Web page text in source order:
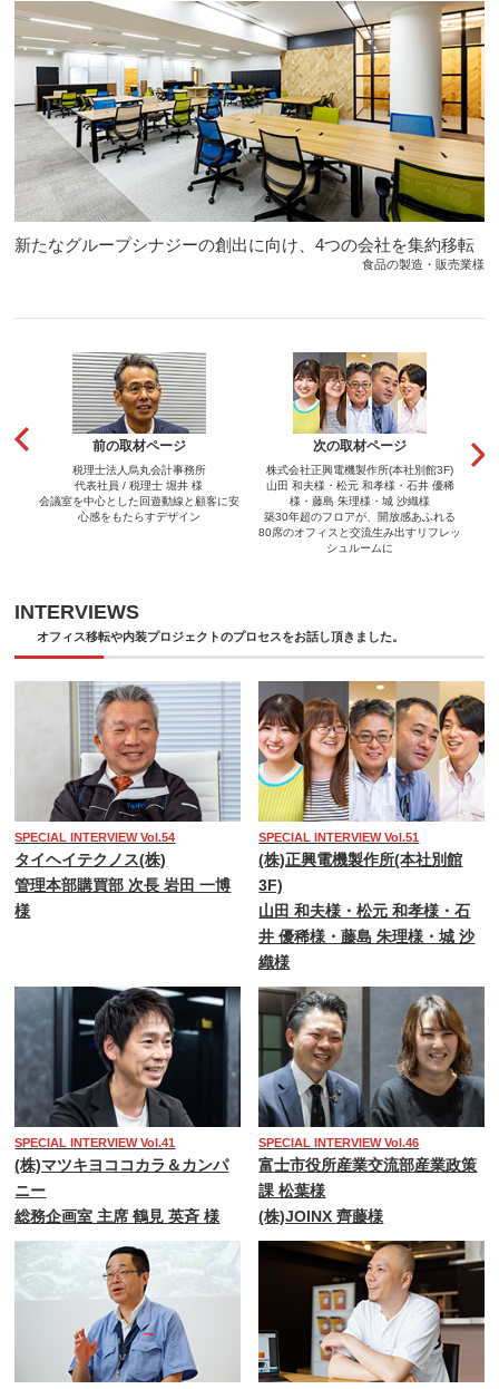
新たなグループシナジーの創出に向け、4つの会社を集約移転
食品の製造・販売業様
前の取材ページ
税理士法人烏丸会計事務所
代表社員 / 税理士 堀井 様
会議室を中心とした回遊動線と顧客に安
心感をもたらすデザイン
次の取材ページ
株式会社正興電機製作所(本社別館3F)
山田 和夫様・松元 和孝様・石井 優稀
様・藤島 朱理様・城 沙織様
築30年超のフロアが、開放感あふれる
80席のオフィスと交流生み出すリフレッ
シュルームに
INTERVIEWS
オフィス移転や内装プロジェクトのプロセスをお話し頂きました。
SPECIAL INTERVIEW Vol.54
タイヘイテクノス(株)
管理本部購買部 次長 岩田 一博
様
SPECIAL INTERVIEW Vol.51
(株)正興電機製作所(本社別館
3F)
山田 和夫様・松元 和孝様・石
井 優稀様・藤島 朱理様・城 沙
織様
SPECIAL INTERVIEW Vol.41
(株)マツキヨココカラ＆カンパ
ニー
総務企画室 主席 鶴見 英斉 様
SPECIAL INTERVIEW Vol.46
富士市役所産業交流部産業政策
課 松葉様
(株)JOINX 齊藤様